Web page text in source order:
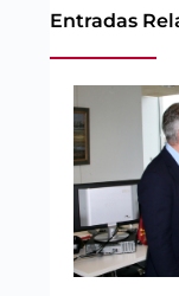
Entradas